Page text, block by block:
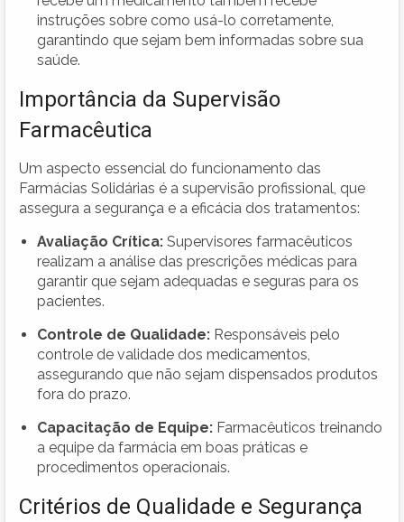
instruções sobre como usá-lo corretamente,
garantindo que sejam bem informadas sobre sua
saúde.
Importância da Supervisão
Farmacêutica
Um aspecto essencial do funcionamento das
Farmácias Solidárias é a supervisão profissional, que
assegura a segurança e a eficácia dos tratamentos:
Avaliação Crítica: Supervisores farmacêuticos
realizam a análise das prescrições médicas para
garantir que sejam adequadas e seguras para os
pacientes.
Controle de Qualidade: Responsáveis pelo
controle de validade dos medicamentos,
assegurando que não sejam dispensados produtos
fora do prazo.
Capacitação de Equipe: Farmacêuticos treinando
a equipe da farmácia em boas práticas e
procedimentos operacionais.
Critérios de Qualidade e Segurança